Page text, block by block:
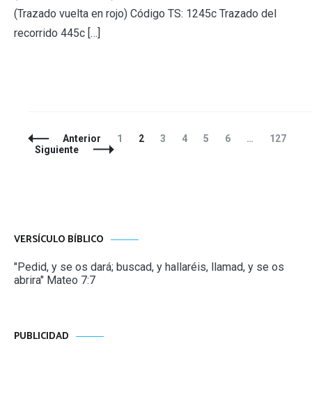
(Trazado vuelta en rojo) Código TS: 1245c Trazado del
recorrido 445c […]
Navegación
de
Anterior Página
1 Página
2 Página
3 Página
4 Página
5 Página
6 … Página
127
Siguiente
VERSÍCULO BÍBLICO
"Pedid, y se os dará; buscad, y hallaréis, llamad, y se os
abrira" Mateo 7:7
PUBLICIDAD